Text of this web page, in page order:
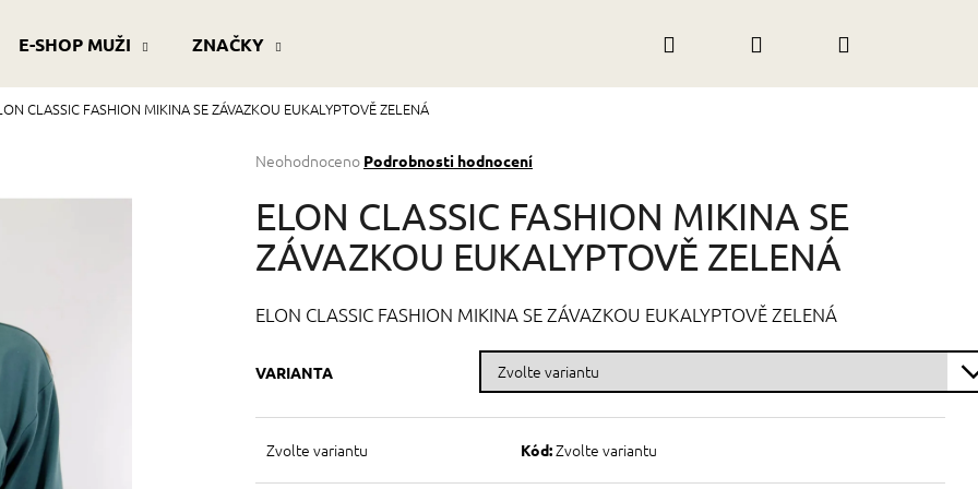
E-SHOP MUŽI ZNAČKY Přihlášení
CLASSIC FASHION MIKINA SE ZÁVAZKOU EUKALYPTOVĚ ZELENÁ
Průměrné
produktu
je
0,0
z
hvězdiček.
Neohodnoceno Podrobnosti hodnocení
ELON CLASSIC FASHION MIKINA SE
ZÁVAZKOU EUKALYPTOVĚ ZELENÁ
ELON CLASSIC FASHION MIKINA SE ZÁVAZKOU EUKALYPTOVĚ ZELENÁ
VARIANTA
Zvolte variantu Kód:Zvolte variantu
Co potřebujete najít?
HLEDAT